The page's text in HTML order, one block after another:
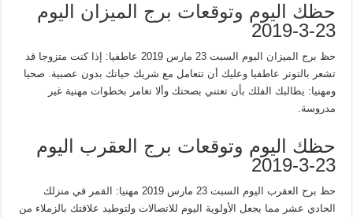
حظك اليوم وتوقعات برج الميزان اليوم
23-3-2019
حظ برج الميزان اليوم السبت 23 مارس 2019 عاطفيا: إذا كنت متزوجا قد
تشعر بالتوتر عاطفيا وعليك أن تتعامل مع شريك حياتك بدون عصبية. صحيا
ومهنيا: يطالبك الفلك بأن تعتني بصحتك وألا تغامر بخطوات مهنية غير
مدروسة.
حظك اليوم وتوقعات برج العقرب اليوم
23-3-2019
حظ برج العقرب اليوم السبت 23 مارس 2019 مهنيا: القمر في منزلك
الحادي عشر مما يجعل الأولوية اليوم للاتصالات ولتوطيد علاقتك بالزملاء من